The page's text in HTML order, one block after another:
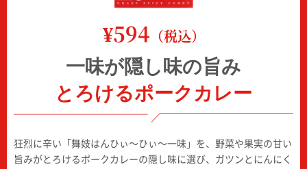
一味が隠し味の旨み
とろけるポークカレー
¥594 （税込）
狂烈に辛い「舞妓はんひぃ～ひぃ～一味」を、野菜や果実の甘い
旨みがとろけるポークカレーの隠し味に選び、ガツンとにんにく